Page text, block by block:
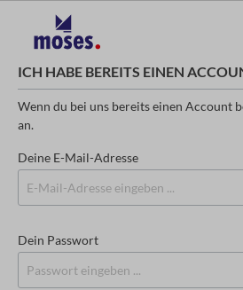
ICH HABE BEREITS EINEN
Wenn du bei uns bereits einen Account
an.
Deine E-Mail-Adresse
Dein Passwort